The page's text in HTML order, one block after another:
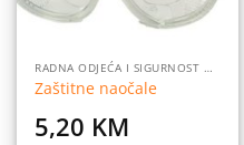
RADNA ODJEĆA I SIGURNOST NA RADU
Zaštitne naočale
5,20 KM